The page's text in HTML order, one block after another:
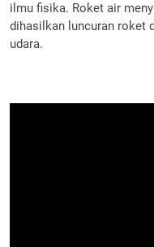
ilmu fisika. Roket air
dihasilkan luncuran roket
udara.